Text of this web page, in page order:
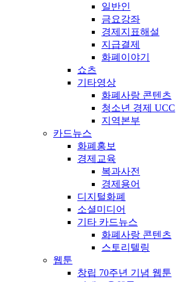
일반인
금요강좌
경제지표해설
지급결제
화폐이야기
쇼츠
기타영상
화폐사랑 콘텐츠
청소년 경제 UCC
지역본부
카드뉴스
화폐홍보
경제교육
복과사전
경제용어
디지털화폐
소셜미디어
기타 카드뉴스
화폐사랑 콘텐츠
스토리텔링
웹툰
창립 70주년 기념 웹툰